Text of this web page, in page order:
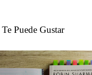
Puede Gustar